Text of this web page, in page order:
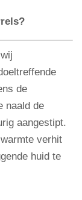
de
naald de
aangestipt.
verhit
huid te